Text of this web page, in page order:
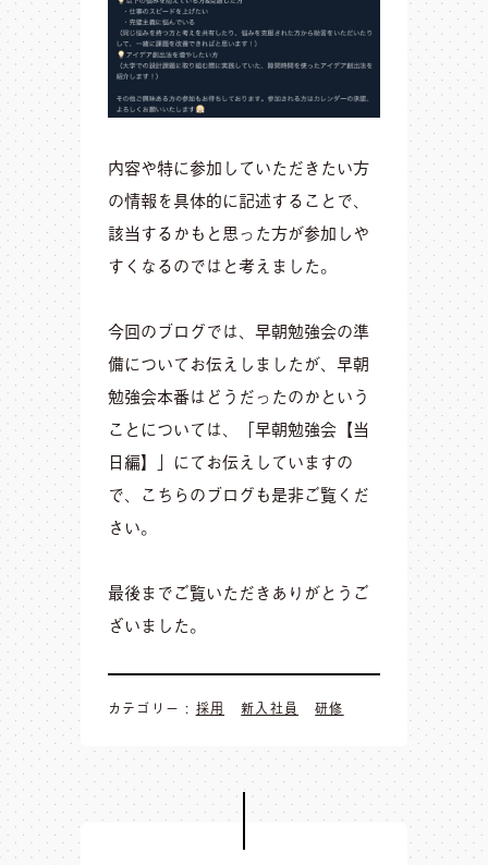
内容や特に参加していただきたい方
の情報を具体的に記述することで、
該当するかもと思った方が参加しや
すくなるのではと考えました。
今回のブログでは、早朝勉強会の準
備についてお伝えしましたが、早朝
勉強会本番はどうだったのかという
ことについては、
「早朝勉強会【当
日編】」 にてお伝えしていますの
で、こちらのブログも是非ご覧くだ
さい。
最後までご覧いただきありがとうご
ざいました。
カテゴリー : 採用 新入社員 研修